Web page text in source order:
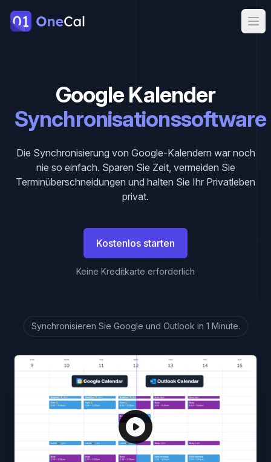
OneCal
Google Kalender
Synchronisationssoftware
Die Synchronisierung von Google-Kalendern war noch
nie so einfach. Sparen Sie Zeit, vermeiden Sie
Terminüberschneidungen und halten Sie Ihr Privatleben
privat.
Kostenlos starten
Keine Kreditkarte erforderlich
Synchronisieren Sie Google und Outlook in 1 Minute.